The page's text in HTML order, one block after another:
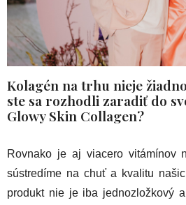
Kolagén na trhu nieje
ste sa rozhodli zaradiť do
Glowy Skin Collagen?
Rovnako je aj viacero vitámínov
sústredíme na chuť a kvalitu
produkt nie je iba jednozložkový